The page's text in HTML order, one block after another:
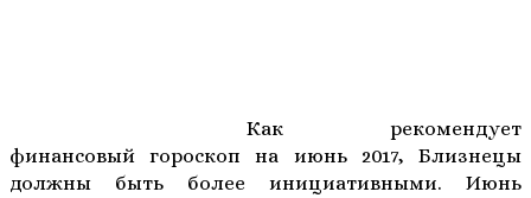
Как рекомендует
финансовый гороскоп на июнь 2017, Близнецы
должны быть более инициативными. Июнь